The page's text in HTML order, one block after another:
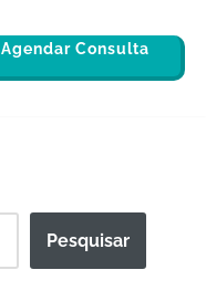
Agendar Consulta
Pesquisar